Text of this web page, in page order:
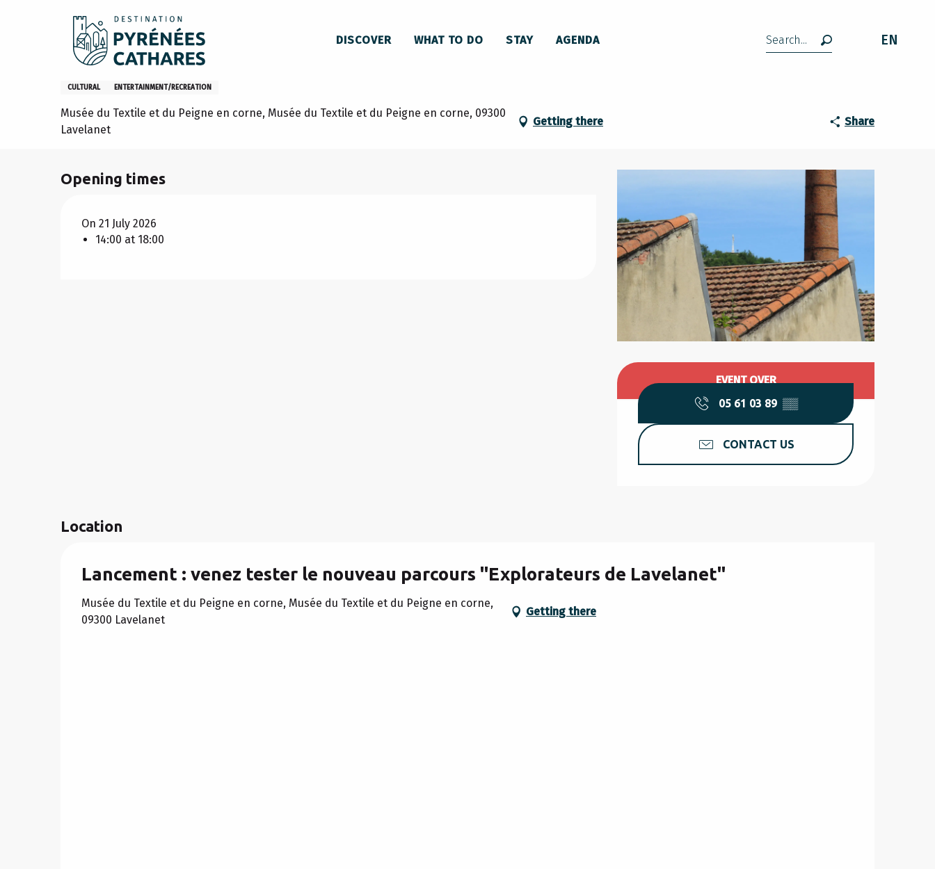
Search EN
DISCOVER WHAT TO DO STAY AGENDA
Home Stay Agenda
Lancement : venez tester le nouveau parcours "Explorateurs de Lavelanet"
CULTURAL ENTERTAINMENT/RECREATION
Musée du Textile et du Peigne en corne, Musée du Textile et du Peigne en corne, 09300
Lavelanet
Getting there Share
Opening hours & contact
EVENT OVER
05 61 03 89 ▒▒
CONTACT US
Opening times
On 21 July 2026
14:00 at 18:00
Location
Lancement : venez tester le nouveau parcours "Explorateurs de Lavelanet"
Musée du Textile et du Peigne en corne, Musée du Textile et du Peigne en corne,
09300 Lavelanet
Getting there